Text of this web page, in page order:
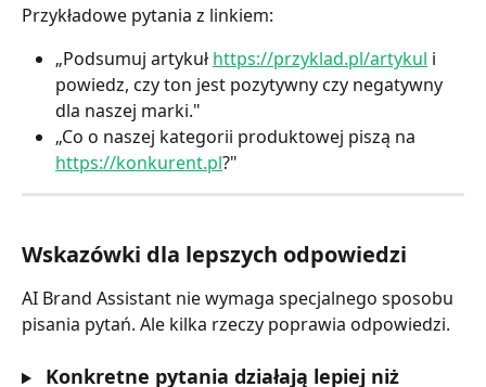
Przykładowe pytania z linkiem:
„Podsumuj artykuł https://przyklad.pl/artykul i
powiedz, czy ton jest pozytywny czy negatywny
dla naszej marki."
„Co o naszej kategorii produktowej piszą na
https://konkurent.pl?"
Wskazówki dla lepszych odpowiedzi
AI Brand Assistant nie wymaga specjalnego sposobu
pisania pytań. Ale kilka rzeczy poprawia odpowiedzi.
Konkretne pytania działają lepiej niż